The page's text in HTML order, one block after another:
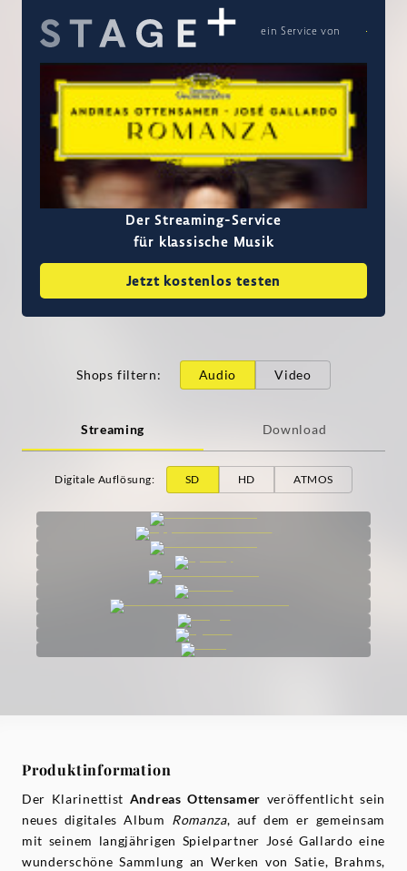
ein Service von
Der Streaming-Service
für klassische Musik
Jetzt kostenlos testen
Shops filtern: Audio Video
Streaming Download
Digitale Auflösung: SD HD ATMOS
Produktinformation
Der Klarinettist Andreas Ottensamer veröffentlicht sein
neues digitales Album Romanza, auf dem er gemeinsam
mit seinem langjährigen Spielpartner José Gallardo eine
wunderschöne Sammlung an Werken von Satie, Brahms,